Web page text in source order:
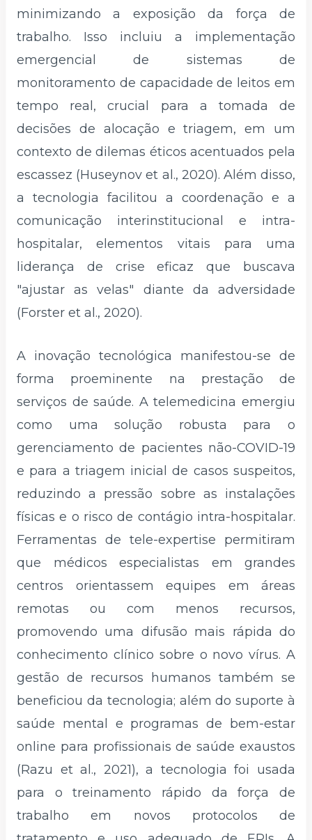
minimizando a exposição da força de
trabalho. Isso incluiu a implementação
emergencial de sistemas de
monitoramento de capacidade de leitos em
tempo real, crucial para a tomada de
decisões de alocação e triagem, em um
contexto de dilemas éticos acentuados pela
escassez (Huseynov et al., 2020). Além disso,
a tecnologia facilitou a coordenação e a
comunicação interinstitucional e intra-
hospitalar, elementos vitais para uma
liderança de crise eficaz que buscava
"ajustar as velas" diante da adversidade
(Forster et al., 2020).
A inovação tecnológica manifestou-se de
forma proeminente na prestação de
serviços de saúde. A telemedicina emergiu
como uma solução robusta para o
gerenciamento de pacientes não-COVID-19
e para a triagem inicial de casos suspeitos,
reduzindo a pressão sobre as instalações
físicas e o risco de contágio intra-hospitalar.
Ferramentas de tele-expertise permitiram
que médicos especialistas em grandes
centros orientassem equipes em áreas
remotas ou com menos recursos,
promovendo uma difusão mais rápida do
conhecimento clínico sobre o novo vírus. A
gestão de recursos humanos também se
beneficiou da tecnologia; além do suporte à
saúde mental e programas de bem-estar
online para profissionais de saúde exaustos
(Razu et al., 2021), a tecnologia foi usada
para o treinamento rápido da força de
trabalho em novos protocolos de